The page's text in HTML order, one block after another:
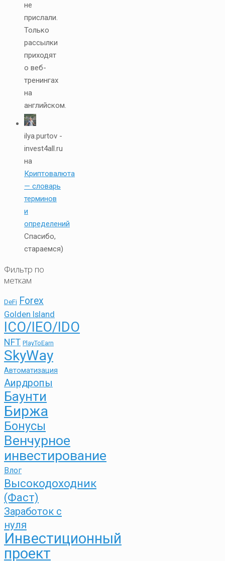
не
прислали.
Только
рассылки
приходят
о веб-
тренингах
на
английском.
ilya.purtov -
invest4all.ru
на
Криптовалюта
— словарь
терминов
и
определений
Спасибо,
стараемся)
Фильтр по
меткам
DeFi Forex
Golden Island
ICO/IEO/IDO
NFT PlayToEarn
SkyWay
Автоматизация
Аирдропы
Баунти
Биржа
Бонусы
Венчурное
инвестирование
Влог
Высокодоходник
(Фаст)
Заработок с
нуля
Инвестиционный
проект